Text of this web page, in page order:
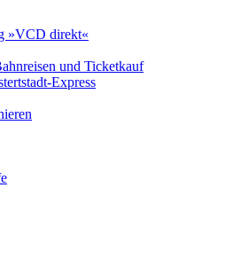
»VCD direkt«
und Ticketkauf
Express